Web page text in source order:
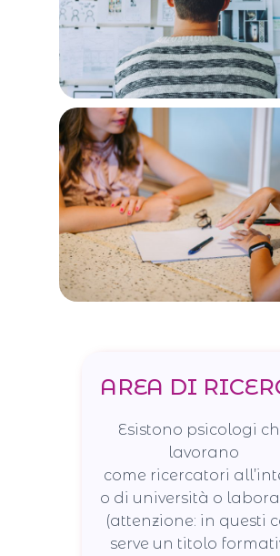
AREA DI
Esistono psicologi
lavorano
come ricercatori
o di università o
(attenzione: in questi
serve un titolo